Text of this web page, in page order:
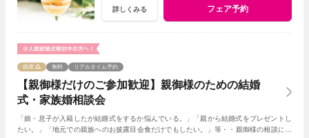
詳しくみる フェア予約
【親御様だけのご参加歓迎】親御様のための結婚
式・家族婚相談会
残席 無料 リアルタイム予約
「娘・息子が入籍したが結婚式をするか悩んでいる。」「親から結婚式をプレゼントし
たい。」「地元での親族へのお披露目会食だけでもしたい。」等・・親御様の相談にベ